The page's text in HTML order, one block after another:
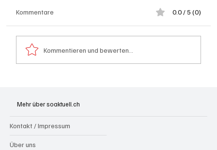
Kommentare 0.0 / 5 (0)
Kommentieren und bewerten...
Mehr über soaktuell.ch
Kontakt / Impressum
Über uns